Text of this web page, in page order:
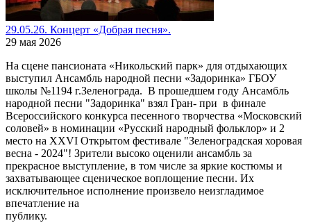
29.05.26. Концерт «Добрая песня».
29 мая 2026
На сцене пансионата «Никольский парк» для отдыхающих
выступил Ансамбль народной песни «Задоринка» ГБОУ
школы №1194 г.Зеленограда. В прошедшем году Ансамбль
народной песни "Задоринка" взял Гран- при в финале
Всероссийского конкурса песенного творчества «Московский
соловей» в номинации «Русский народный фольклор» и 2
место на XXVI Открытом фестивале "Зеленоградская хоровая
весна - 2024"! Зрители высоко оценили ансамбль за
прекрасное выступление, в том числе за яркие костюмы и
захватывающее сценическое воплощение песни. Их
исключительное исполнение произвело неизгладимое
впечатление на